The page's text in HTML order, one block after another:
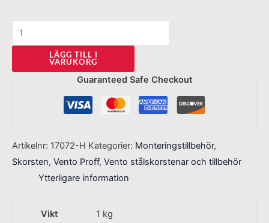
LÄGG TILL I
VARUKORG
Guaranteed Safe Checkout
Artikelnr: 17072-H Kategorier: Monteringstillbehör,
Skorsten, Vento Proff, Vento stålskorstenar och tillbehör
Ytterligare information
Vikt 1 kg